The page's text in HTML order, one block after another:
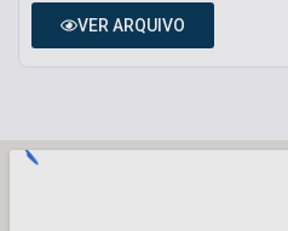
VER ARQUIVO